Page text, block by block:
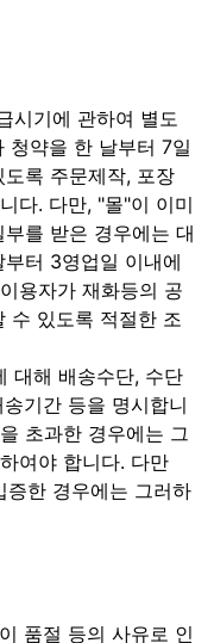
시기에 관하여 별도
청약을 한 날부터 7일
록 주문제작, 포장
다. 다만, "몰"이 이미
를 받은 경우에는 대
터 3영업일 이내에
용자가 재화등의 공
수 있도록 적절한 조
대해 배송수단, 수단
기간 등을 명시합니
초과한 경우에는 그
여야 합니다. 다만
증한 경우에는 그러하
품절 등의 사유로 인